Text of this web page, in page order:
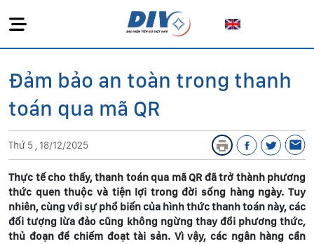
Đảm bảo an toàn trong thanh
toán qua mã QR
Thứ 5 , 18/12/2025
Thực tế cho thấy, thanh toán qua mã QR đã trở thành phương
thức quen thuộc và tiện lợi trong đời sống hàng ngày. Tuy
nhiên, cùng với sự phổ biến của hình thức thanh toán này, các
đối tượng lừa đảo cũng không ngừng thay đổi phương thức,
thủ đoạn để chiếm đoạt tài sản. Vì vậy, các ngân hàng cần